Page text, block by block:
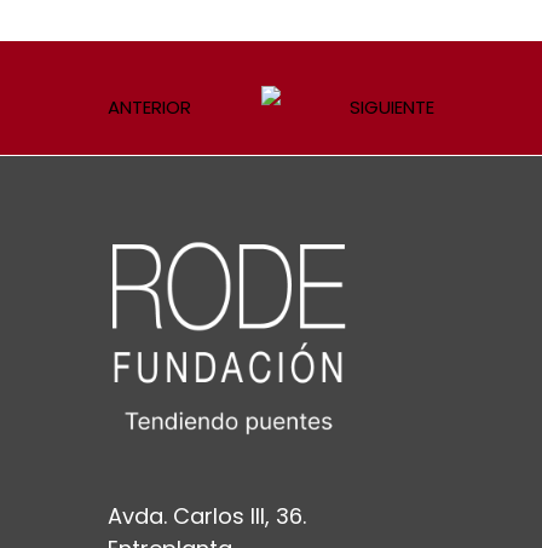
ANTERIOR SIGUIENTE
Avda. Carlos III, 36.